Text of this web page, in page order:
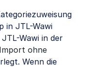
in JTL-Wawi
Wawi in der
ohne
Wenn die